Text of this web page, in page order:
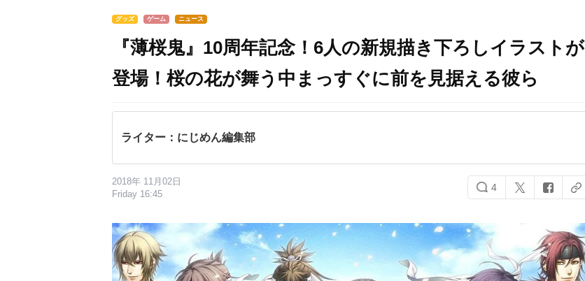
グッズ ゲーム ニュース
『薄桜鬼』10周年記念！6人の新規描き下ろしイラストが
登場！桜の花が舞う中まっすぐに前を見据える彼ら
ライター：にじめん編集部
2018年 11月02日
Friday 16:45
4